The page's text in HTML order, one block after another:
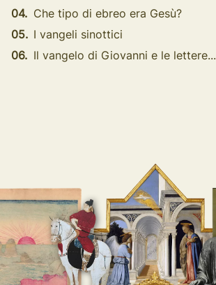
04. Che tipo di ebreo era Gesù?
05. I vangeli sinottici
06. Il vangelo di Giovanni e le lettere...